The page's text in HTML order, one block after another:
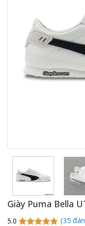
Giày Puma Bella
5.0 (35